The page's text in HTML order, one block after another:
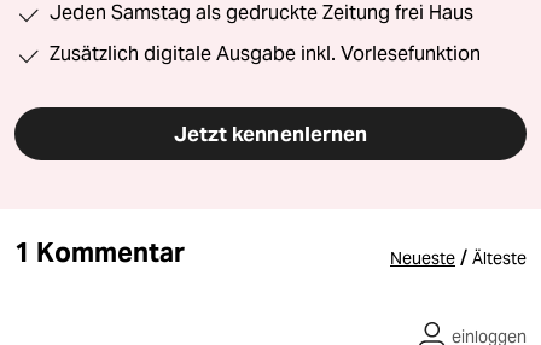
Jeden Samstag als gedruckte Zeitung frei Haus
Zusätzlich digitale Ausgabe inkl. Vorlesefunktion
Jetzt kennenlernen
1 Kommentar Neueste / Älteste
einloggen